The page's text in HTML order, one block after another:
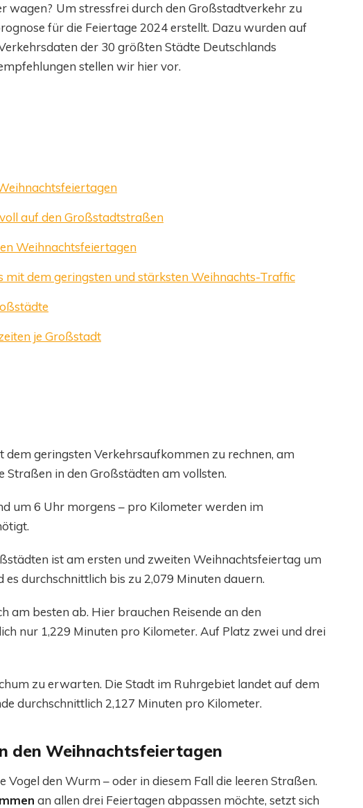
wagen? Um stressfrei durch den Großstadtverkehr zu
für die Feiertage 2024 erstellt. Dazu wurden auf
der 30 größten Städte Deutschlands
stellen wir hier vor.
auf den Großstadtstraßen
Weihnachtsfeiertagen
mit dem geringsten und stärksten Weihnachts-Traffic
je Großstadt
geringsten Verkehrsaufkommen zu rechnen, am
in den Großstädten am vollsten.
um 6 Uhr morgens – pro Kilometer werden im
ist am ersten und zweiten Weihnachtsfeiertag um
durchschnittlich bis zu 2,079 Minuten dauern.
am besten ab. Hier brauchen Reisende an den
nur 1,229 Minuten pro Kilometer. Auf Platz zwei und drei
zu erwarten. Die Stadt im Ruhrgebiet landet auf dem
durchschnittlich 2,127 Minuten pro Kilometer.
den Weihnachtsfeiertagen
den Wurm – oder in diesem Fall die leeren Straßen.
an allen drei Feiertagen abpassen möchte, setzt sich